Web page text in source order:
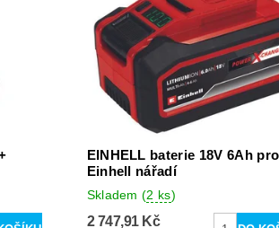
EINHELL baterie 18V 6Ah pro
Einhell nářadí
Skladem(2 ks)
2 747,91 Kč